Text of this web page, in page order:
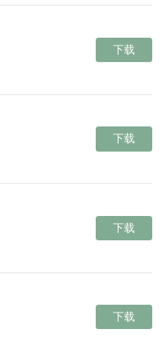
下载
下载
下载
下载